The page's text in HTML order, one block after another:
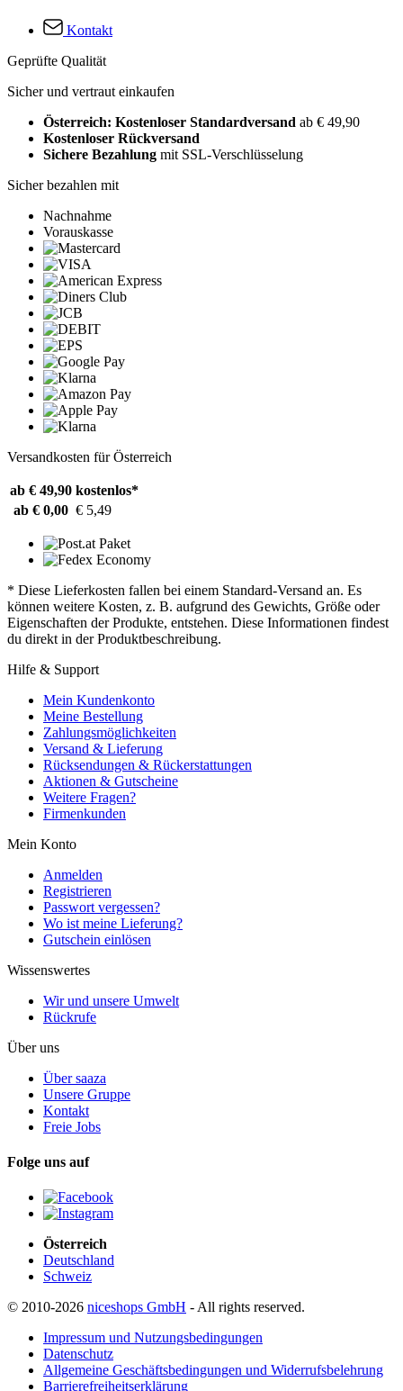
Kontakt
Geprüfte Qualität
Sicher und vertraut einkaufen
Österreich: Kostenloser Standardversand ab € 49,90
Kostenloser Rückversand
Sichere Bezahlung mit SSL-Verschlüsselung
Sicher bezahlen mit
Nachnahme
Vorauskasse
Versandkosten für Österreich
ab € 49,90 kostenlos*
ab € 0,00 € 5,49
* Diese Lieferkosten fallen bei einem Standard-Versand an. Es
können weitere Kosten, z. B. aufgrund des Gewichts, Größe oder
Eigenschaften der Produkte, entstehen. Diese Informationen findest
du direkt in der Produktbeschreibung.
Hilfe & Support
Mein Kundenkonto
Meine Bestellung
Zahlungsmöglichkeiten
Versand & Lieferung
Rücksendungen & Rückerstattungen
Aktionen & Gutscheine
Weitere Fragen?
Firmenkunden
Mein Konto
Anmelden
Registrieren
Passwort vergessen?
Wo ist meine Lieferung?
Gutschein einlösen
Wissenswertes
Wir und unsere Umwelt
Rückrufe
Über uns
Über saaza
Unsere Gruppe
Kontakt
Freie Jobs
Folge uns auf
Österreich
Deutschland
Schweiz
© 2010-2026 niceshops GmbH - All rights reserved.
Impressum und Nutzungsbedingungen
Datenschutz
Allgemeine Geschäftsbedingungen und Widerrufsbelehrung
Barrierefreiheitserklärung